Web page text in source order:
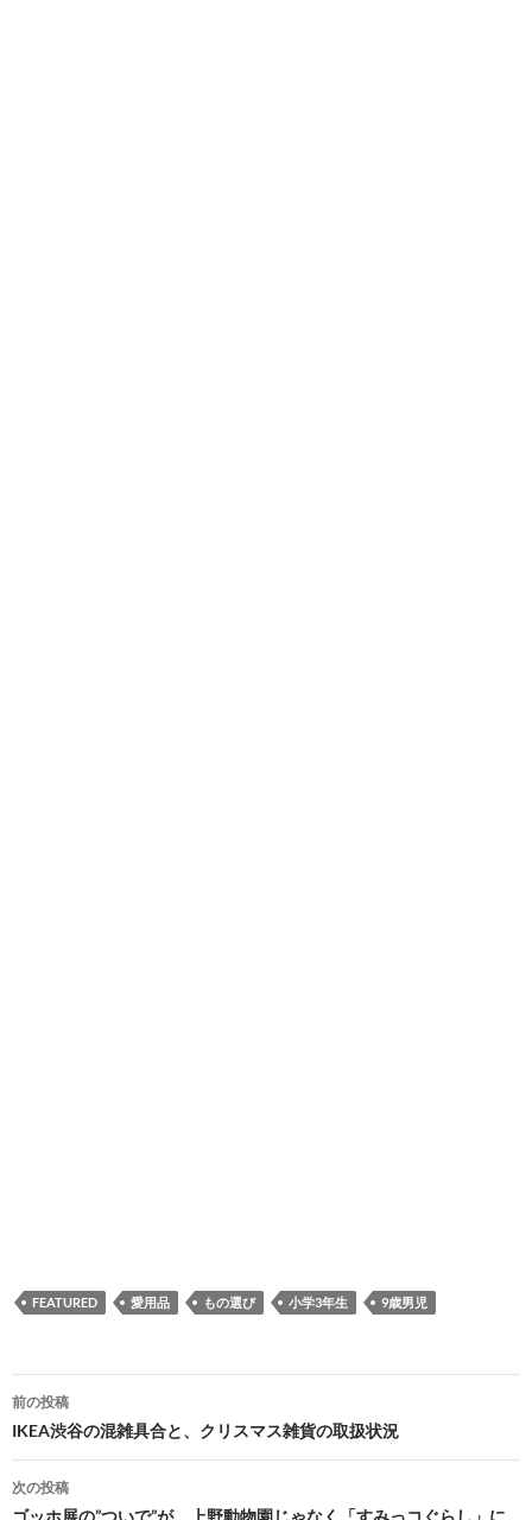
FEATURED 愛用品 もの選び 小学3年生 9歳男児
投
稿
ナ
前の投稿
IKEA渋谷の混雑具合と、クリスマス雑貨の取扱状況
次の投稿
ゴッホ展の”ついで”が、上野動物園じゃなく「すみっコぐらし」に